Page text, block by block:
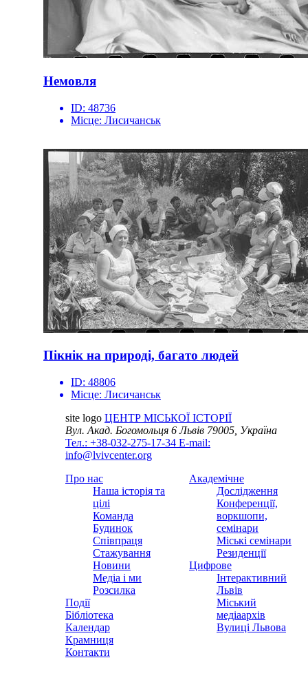
Немовля
ID: 48736
Місце: Лисичанськ
Пікнік на природі, багато людей
ID: 48806
Місце: Лисичанськ
site logo ЦЕНТР МІСЬКОЇ ІСТОРІЇ
Вул. Акад. Богомольця 6Львів 79005, Україна
Тел.: +38-032-275-17-34 E-mail:
info@lvivcenter.org
Про нас
Наша історія та
цілі
Команда
Будинок
Співпраця
Стажування
Новини
Медіа і ми
Розсилка
Події
Бібліотека
Календар
Крамниця
Контакти
Академічне
Дослідження
Конференції,
воркшопи,
семінари
Міські семінари
Резиденції
Цифрове
Інтерактивний
Львів
Міський
медіаархів
Вулиці Львова